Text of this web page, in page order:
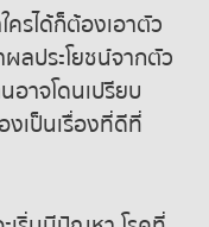
ครได้ก็ต้องเอาตัว
ลประโยชน์จากตัว
อาจโดนเปรียบ
งเป็นเรื่องที่ดีที่